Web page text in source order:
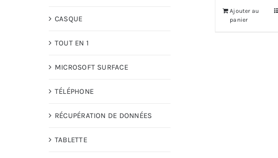
Ajouter au
panier
CASQUE
TOUT EN 1
MICROSOFT SURFACE
TÉLÉPHONE
RÉCUPÉRATION DE DONNÉES
TABLETTE